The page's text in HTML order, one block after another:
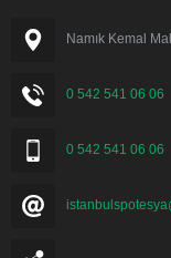
Namık Kemal
0 542 541 06 06
0 542 541 06 06